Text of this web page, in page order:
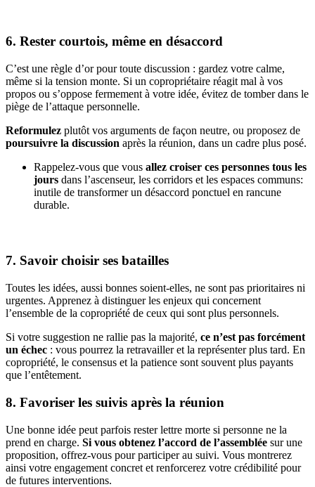
6. Rester courtois, même en désaccord
C’est une règle d’or pour toute discussion : gardez votre calme,
même si la tension monte. Si un copropriétaire réagit mal à vos
propos ou s’oppose fermement à votre idée, évitez de tomber dans le
piège de l’attaque personnelle.
Reformulez plutôt vos arguments de façon neutre, ou proposez de
poursuivre la discussion après la réunion, dans un cadre plus posé.
Rappelez-vous que vous allez croiser ces personnes tous les
jours dans l’ascenseur, les corridors et les espaces communs:
inutile de transformer un désaccord ponctuel en rancune
durable.
7. Savoir choisir ses batailles
Toutes les idées, aussi bonnes soient-elles, ne sont pas prioritaires ni
urgentes. Apprenez à distinguer les enjeux qui concernent
l’ensemble de la copropriété de ceux qui sont plus personnels.
Si votre suggestion ne rallie pas la majorité, ce n’est pas forcément
un échec : vous pourrez la retravailler et la représenter plus tard. En
copropriété, le consensus et la patience sont souvent plus payants
que l’entêtement.
8. Favoriser les suivis après la réunion
Une bonne idée peut parfois rester lettre morte si personne ne la
prend en charge. Si vous obtenez l’accord de l’assemblée sur une
proposition, offrez-vous pour participer au suivi. Vous montrerez
ainsi votre engagement concret et renforcerez votre crédibilité pour
de futures interventions.